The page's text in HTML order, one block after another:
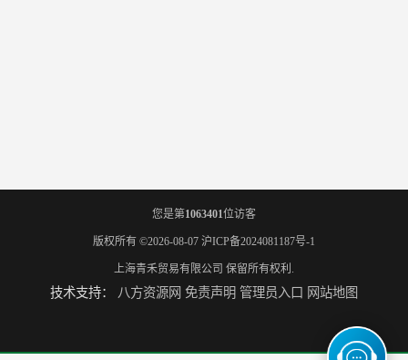
您是第1063401位访客
版权所有 ©2026-08-07 沪ICP备2024081187号-1
上海青禾贸易有限公司 保留所有权利.
技术支持： 八方资源网 免责声明 管理员入口 网站地图